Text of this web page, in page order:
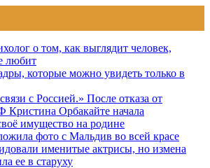
о том, как выглядит человек,
любит
которые можно увидеть только в
с Россией.» После отказа от
Кристина Орбакайте начала
имущество на родине
фото с Мальдив во всей красе
именитые актрисы, но измена
ее в старуху